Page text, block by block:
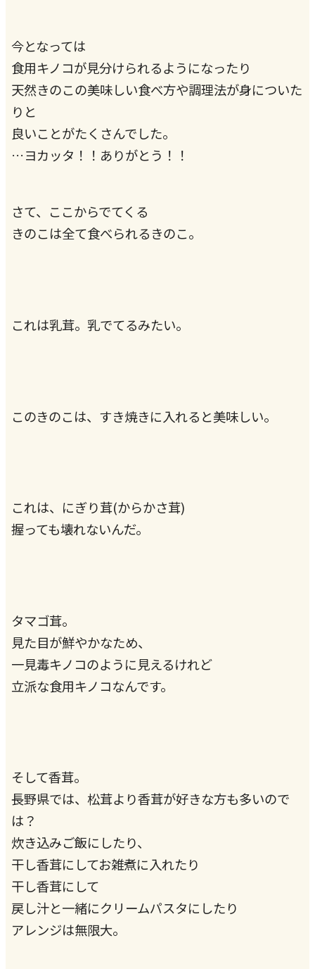
今となっては
食用キノコが見分けられるようになったり
天然きのこの美味しい食べ方や調理法が身についた
りと
良いことがたくさんでした。
…ヨカッタ！！ありがとう！！
さて、ここからでてくる
きのこは全て食べられるきのこ。
これは乳茸。乳でてるみたい。
このきのこは、すき焼きに入れると美味しい。
これは、にぎり茸(からかさ茸)
握っても壊れないんだ。
タマゴ茸。
見た目が鮮やかなため、
一見毒キノコのように見えるけれど
立派な食用キノコなんです。
そして香茸。
長野県では、松茸より香茸が好きな方も多いので
は？
炊き込みご飯にしたり、
干し香茸にしてお雑煮に入れたり
干し香茸にして
戻し汁と一緒にクリームパスタにしたり
アレンジは無限大。